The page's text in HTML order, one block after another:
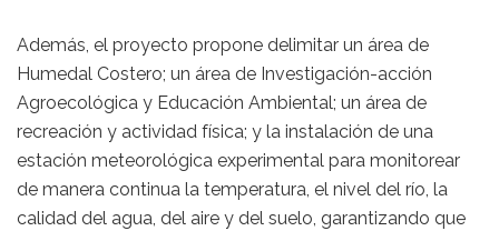
Además, el proyecto propone delimitar un área de
Humedal Costero; un área de Investigación-acción
Agroecológica y Educación Ambiental; un área de
recreación y actividad física; y la instalación de una
estación meteorológica experimental para monitorear
de manera continua la temperatura, el nivel del río, la
calidad del agua, del aire y del suelo, garantizando que